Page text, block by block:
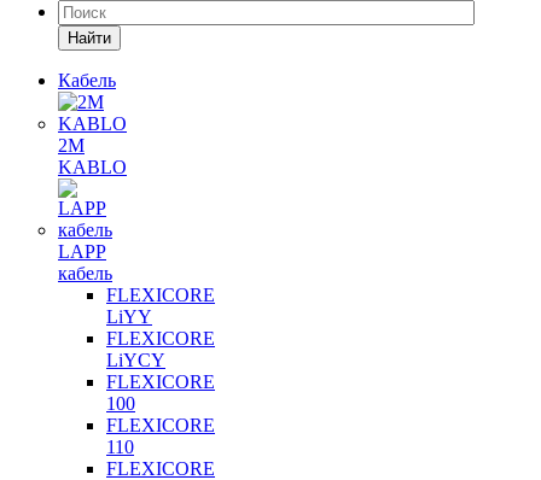
Найти
Кабель
2M
KABLO
LAPP
кабель
FLEXICORE
LiYY
FLEXICORE
LiYCY
FLEXICORE
100
FLEXICORE
110
FLEXICORE